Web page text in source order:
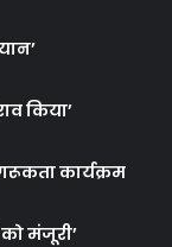
किया’
कार्यक्रम
मंजूरी’